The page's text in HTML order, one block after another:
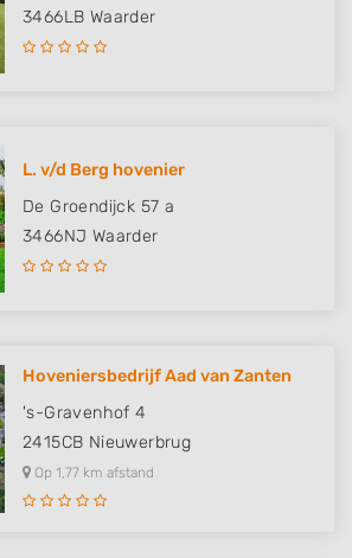
3466LB Waarder
L. v/d Berg hovenier
De Groendijck 57 a
3466NJ Waarder
Hoveniersbedrijf Aad van Zanten
's-Gravenhof 4
2415CB Nieuwerbrug
Op 1,77 km afstand